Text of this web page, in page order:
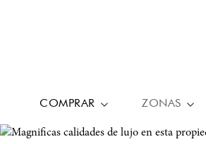
COMPRAR ZONAS